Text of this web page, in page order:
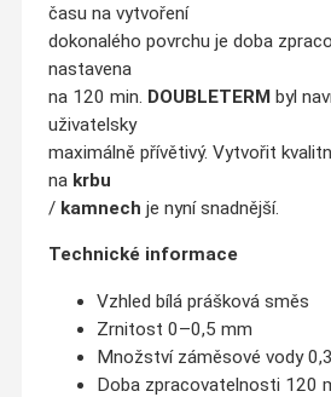
času na vytvoření
dokonalého povrchu je doba
nastavena
na 120 min. DOUBLETERMbyl
uživatelsky
maximálně přívětivý. Vytvořit
na krbu
/kamnech je nyní snadnější.
Technické informace
Vzhled bílá prášková směs
Zrnitost 0–0,5 mm
Množství záměsové vody
Doba zpracovatelnosti 120